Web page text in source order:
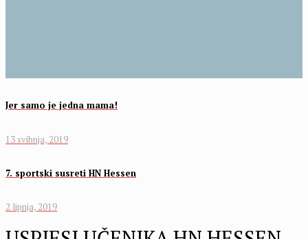
Jer samo je jedna mama!
13 svibnja, 2019
7. sportski susreti HN Hessen
2 lipnja, 2019